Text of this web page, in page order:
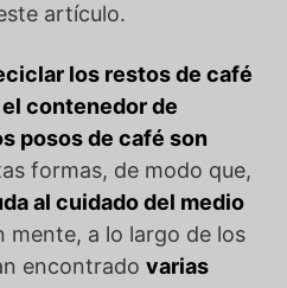
artículo.
los restos de café
contenedor de
posos de café son
formas, de modo que,
al cuidado del medio
mente, a lo largo de los
encontrado varias